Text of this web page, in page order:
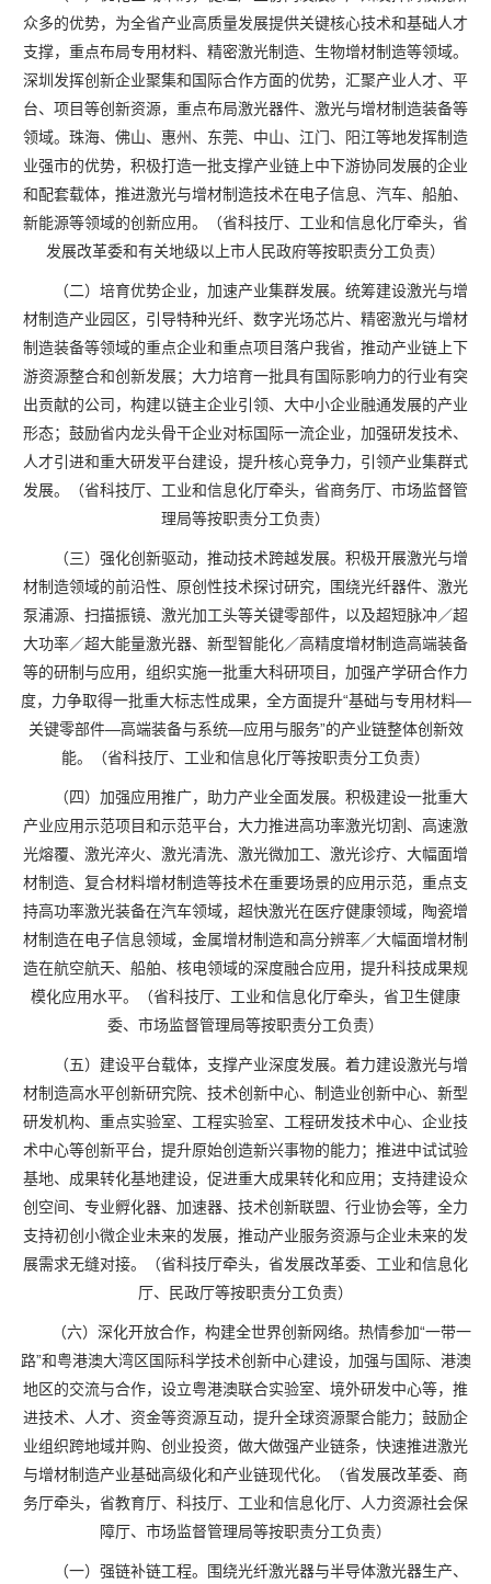
众多的优势，为全省产业高质量发展提供关键核心技术和基础人才
支撑，重点布局专用材料、精密激光制造、生物增材制造等领域。
深圳发挥创新企业聚集和国际合作方面的优势，汇聚产业人才、平
台、项目等创新资源，重点布局激光器件、激光与增材制造装备等
领域。珠海、佛山、惠州、东莞、中山、江门、阳江等地发挥制造
业强市的优势，积极打造一批支撑产业链上中下游协同发展的企业
和配套载体，推进激光与增材制造技术在电子信息、汽车、船舶、
新能源等领域的创新应用。（省科技厅、工业和信息化厅牵头，省
发展改革委和有关地级以上市人民政府等按职责分工负责）
（二）培育优势企业，加速产业集群发展。统筹建设激光与增
材制造产业园区，引导特种光纤、数字光场芯片、精密激光与增材
制造装备等领域的重点企业和重点项目落户我省，推动产业链上下
游资源整合和创新发展；大力培育一批具有国际影响力的行业有突
出贡献的公司，构建以链主企业引领、大中小企业融通发展的产业
形态；鼓励省内龙头骨干企业对标国际一流企业，加强研发技术、
人才引进和重大研发平台建设，提升核心竞争力，引领产业集群式
发展。（省科技厅、工业和信息化厅牵头，省商务厅、市场监督管
理局等按职责分工负责）
（三）强化创新驱动，推动技术跨越发展。积极开展激光与增
材制造领域的前沿性、原创性技术探讨研究，围绕光纤器件、激光
泵浦源、扫描振镜、激光加工头等关键零部件，以及超短脉冲／超
大功率／超大能量激光器、新型智能化／高精度增材制造高端装备
等的研制与应用，组织实施一批重大科研项目，加强产学研合作力
度，力争取得一批重大标志性成果，全方面提升“基础与专用材料—
关键零部件—高端装备与系统—应用与服务”的产业链整体创新效
能。（省科技厅、工业和信息化厅等按职责分工负责）
（四）加强应用推广，助力产业全面发展。积极建设一批重大
产业应用示范项目和示范平台，大力推进高功率激光切割、高速激
光熔覆、激光淬火、激光清洗、激光微加工、激光诊疗、大幅面增
材制造、复合材料增材制造等技术在重要场景的应用示范，重点支
持高功率激光装备在汽车领域，超快激光在医疗健康领域，陶瓷增
材制造在电子信息领域，金属增材制造和高分辨率／大幅面增材制
造在航空航天、船舶、核电领域的深度融合应用，提升科技成果规
模化应用水平。（省科技厅、工业和信息化厅牵头，省卫生健康
委、市场监督管理局等按职责分工负责）
（五）建设平台载体，支撑产业深度发展。着力建设激光与增
材制造高水平创新研究院、技术创新中心、制造业创新中心、新型
研发机构、重点实验室、工程实验室、工程研发技术中心、企业技
术中心等创新平台，提升原始创造新兴事物的能力；推进中试试验
基地、成果转化基地建设，促进重大成果转化和应用；支持建设众
创空间、专业孵化器、加速器、技术创新联盟、行业协会等，全力
支持初创小微企业未来的发展，推动产业服务资源与企业未来的发
展需求无缝对接。（省科技厅牵头，省发展改革委、工业和信息化
厅、民政厅等按职责分工负责）
（六）深化开放合作，构建全世界创新网络。热情参加“一带一
路”和粤港澳大湾区国际科学技术创新中心建设，加强与国际、港澳
地区的交流与合作，设立粤港澳联合实验室、境外研发中心等，推
进技术、人才、资金等资源互动，提升全球资源聚合能力；鼓励企
业组织跨地域并购、创业投资，做大做强产业链条，快速推进激光
与增材制造产业基础高级化和产业链现代化。（省发展改革委、商
务厅牵头，省教育厅、科技厅、工业和信息化厅、人力资源社会保
障厅、市场监督管理局等按职责分工负责）
（一）强链补链工程。围绕光纤激光器与半导体激光器生产、